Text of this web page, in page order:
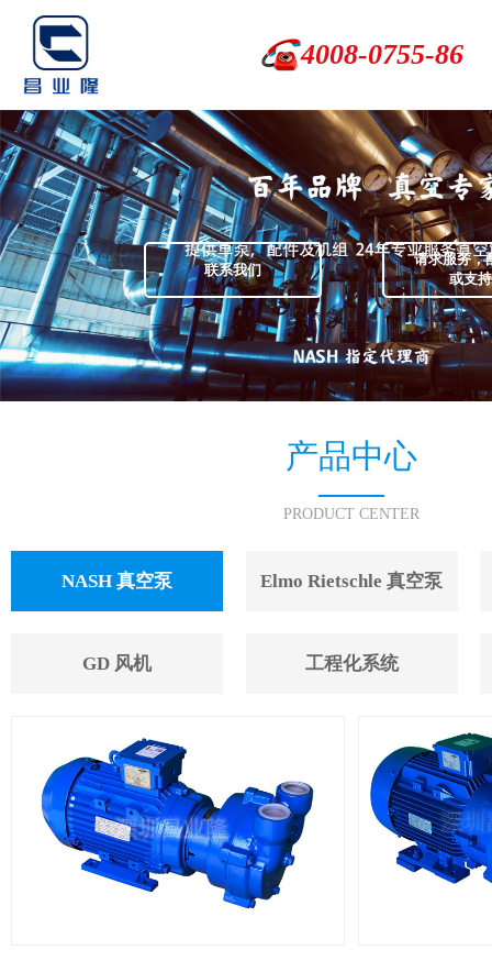
4008-0755-86
联系我们
请求服务，
或支持
产品中心
PRODUCT CENTER
NASH 真空泵 Elmo Rietschle 真空泵
GD 风机 工程化系统